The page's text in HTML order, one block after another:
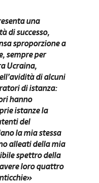
una
di successo,
sproporzione a
sempre per
Ucraina,
di alcuni
di istanza:
hanno
istanze la
del
la mia stessa
alleati della mia
spettro della
loro quattro